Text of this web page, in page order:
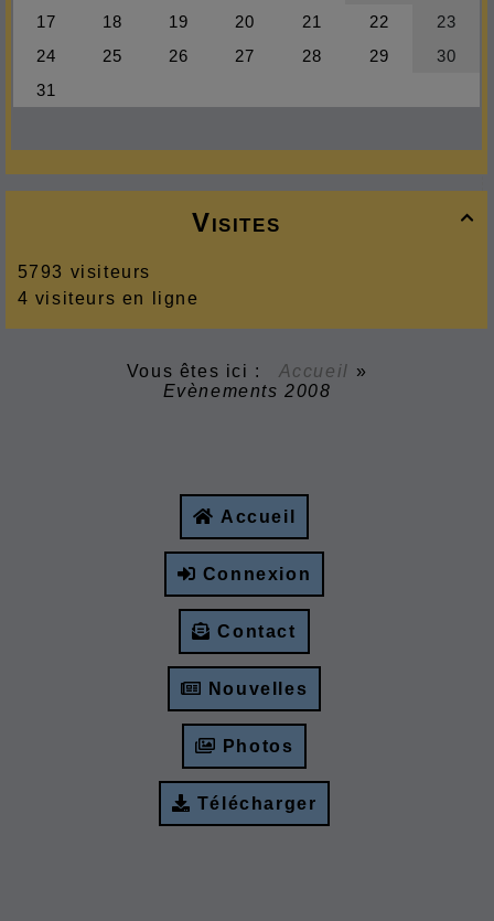

Visites
5793 visiteurs
4 visiteurs en ligne
Vous êtes ici : Accueil »
Evènements 2008
Accueil
Connexion
Contact
Nouvelles
Photos
Télécharger